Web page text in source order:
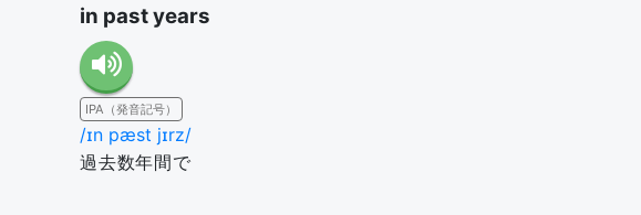
in past years
IPA（発音記号）
/ɪn pæst jɪrz/
過去数年間で